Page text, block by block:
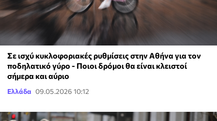
Σε ισχύ κυκλοφοριακές ρυθμίσεις στην Αθήνα για τον
ποδηλατικό γύρο - Ποιοι δρόμοι θα είναι κλειστοί
σήμερα και αύριο
Ελλάδα 09.05.2026 10:12